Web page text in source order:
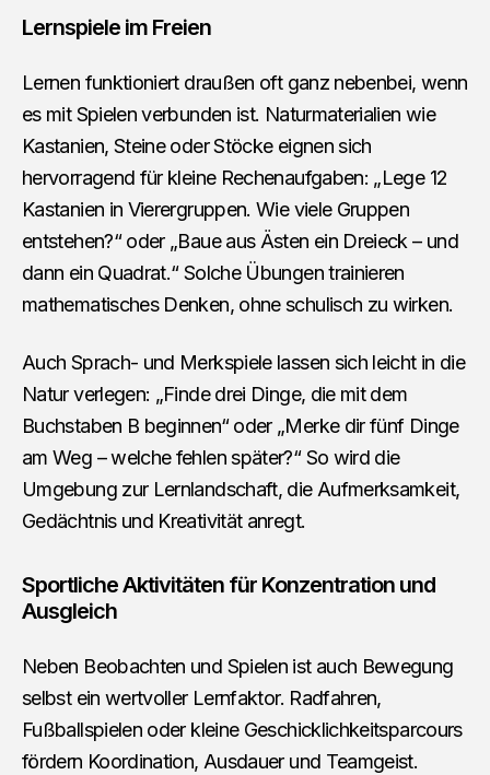
Lernspiele im Freien
Lernen funktioniert draußen oft ganz nebenbei, wenn
es mit Spielen verbunden ist. Naturmaterialien wie
Kastanien, Steine oder Stöcke eignen sich
hervorragend für kleine Rechenaufgaben: „Lege 12
Kastanien in Vierergruppen. Wie viele Gruppen
entstehen?“ oder „Baue aus Ästen ein Dreieck – und
dann ein Quadrat.“ Solche Übungen trainieren
mathematisches Denken, ohne schulisch zu wirken.
Auch Sprach- und Merkspiele lassen sich leicht in die
Natur verlegen: „Finde drei Dinge, die mit dem
Buchstaben B beginnen“ oder „Merke dir fünf Dinge
am Weg – welche fehlen später?“ So wird die
Umgebung zur Lernlandschaft, die Aufmerksamkeit,
Gedächtnis und Kreativität anregt.
Sportliche Aktivitäten für Konzentration und
Ausgleich
Neben Beobachten und Spielen ist auch Bewegung
selbst ein wertvoller Lernfaktor. Radfahren,
Fußballspielen oder kleine Geschicklichkeitsparcours
fördern Koordination, Ausdauer und Teamgeist.